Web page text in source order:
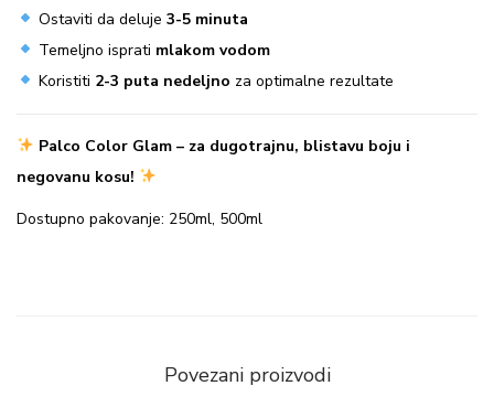
c
Ostaviti da deluje 3-5 minuta
Temeljno isprati mlakom vodom
Koristiti 2-3 puta nedeljno za optimalne rezultate
Palco Color Glam – za dugotrajnu, blistavu boju i
negovanu kosu!
Dostupno pakovanje: 250ml, 500ml
Povezani proizvodi